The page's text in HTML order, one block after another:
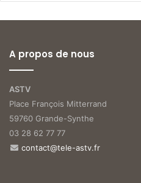
A propos de nous
ASTV
Place François Mitterrand
59760 Grande-Synthe
03 28 62 77 77
contact@tele-astv.fr